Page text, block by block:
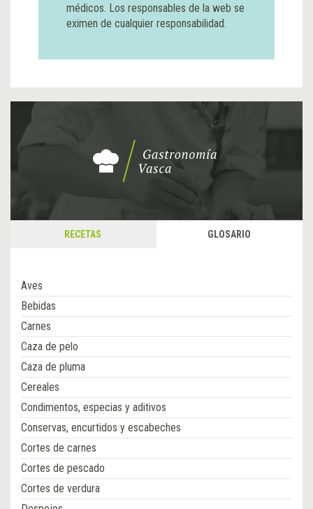
médicos. Los responsables de la web se
eximen de cualquier responsabilidad.
RECETAS GLOSARIO
Aves
Bebidas
Carnes
Caza de pelo
Caza de pluma
Cereales
Condimentos, especias y aditivos
Conservas, encurtidos y escabeches
Cortes de carnes
Cortes de pescado
Cortes de verdura